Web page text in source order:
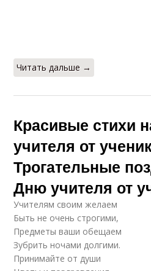
Читать дальше →
Красивые стихи
учителя от
Трогательные
Дню учителя от
Учителям своим желаем
Быть не очень строгими,
Предметы ваши обещаем
Зубрить ночами долгими.
Принимайте от души